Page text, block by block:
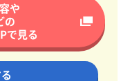
や
の
で見る